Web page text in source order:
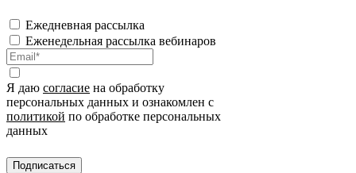
Ежедневная рассылка
Еженедельная рассылка вебинаров
Я даю согласие на обработку
персональных данных и ознакомлен с
политикой по обработке персональных
данных
Подписаться